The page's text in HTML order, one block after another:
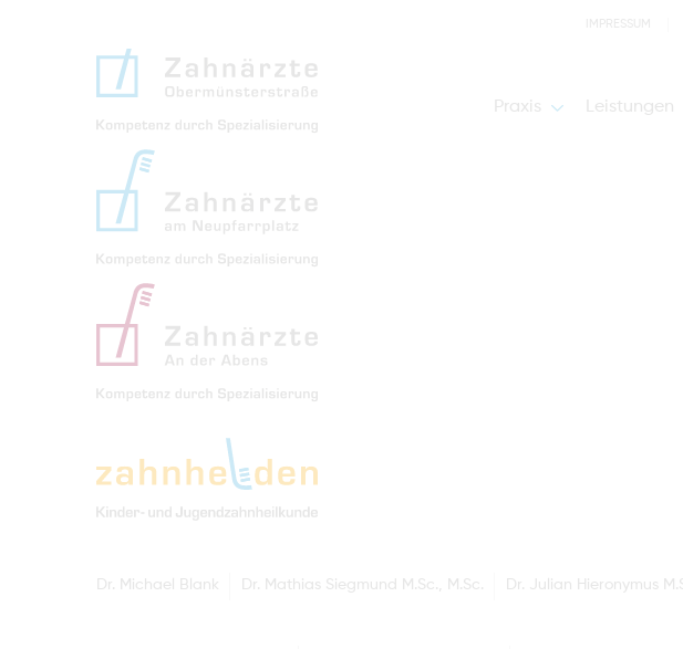
Praxis Leistungen
Dr. Michael Blank Dr. Mathias Siegmund M.Sc., M.Sc. Dr. Julian Hieronymus